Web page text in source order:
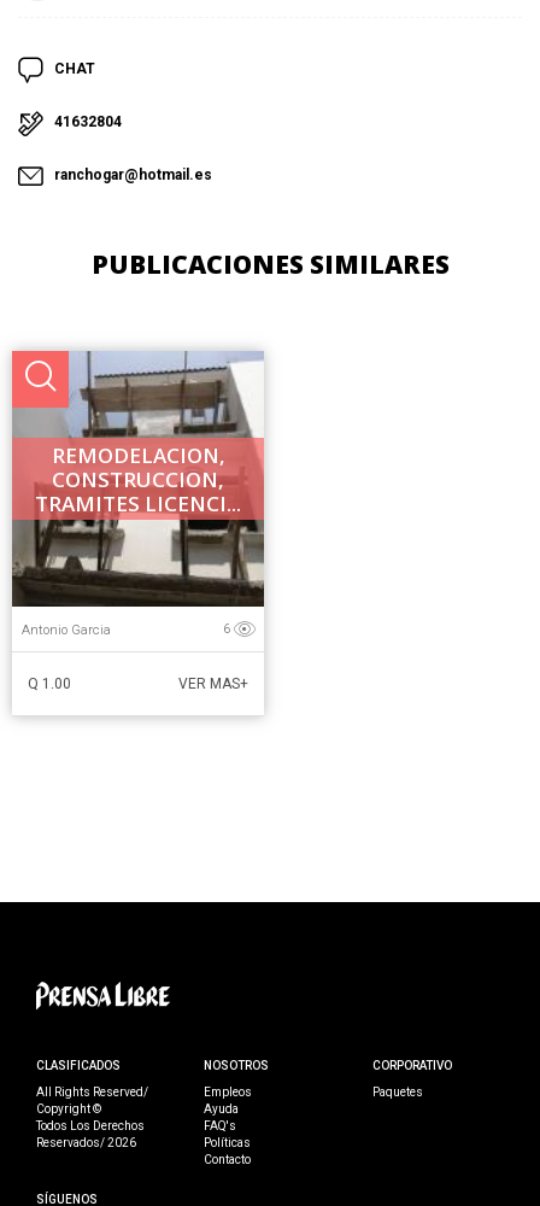
CHAT
41632804
ranchogar@hotmail.es
PUBLICACIONES SIMILARES
REMODELACION,
CONSTRUCCION,
TRAMITES LICENCI...
Antonio Garcia 6
Q 1.00 VER MAS+
CLASIFICADOS
All Rights Reserved/
Copyright ©
Todos Los Derechos
Reservados/ 2026
NOSOTROS
Empleos
Ayuda
FAQ's
Políticas
Contacto
CORPORATIVO
Paquetes
SÍGUENOS